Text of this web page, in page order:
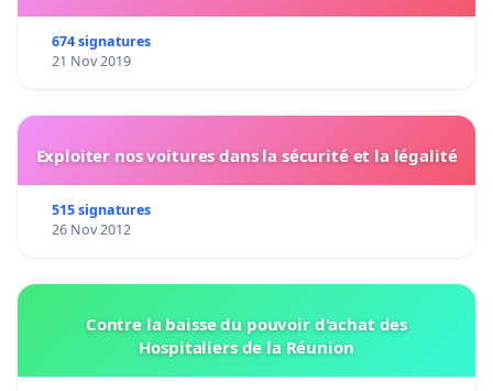
674 signatures
21 Nov 2019
Exploiter nos voitures dans la sécurité et la légalité
515 signatures
26 Nov 2012
Contre la baisse du pouvoir d'achat des
Hospitaliers de la Réunion